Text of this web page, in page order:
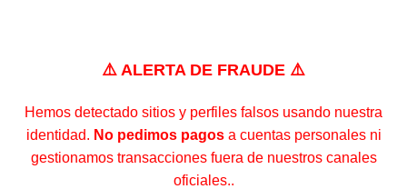
⚠️ ALERTA DE FRAUDE ⚠️
Hemos detectado sitios y perfiles falsos usando nuestra
identidad. No pedimos pagosa cuentas personales ni
gestionamos transacciones fuera de nuestros canales
oficiales..